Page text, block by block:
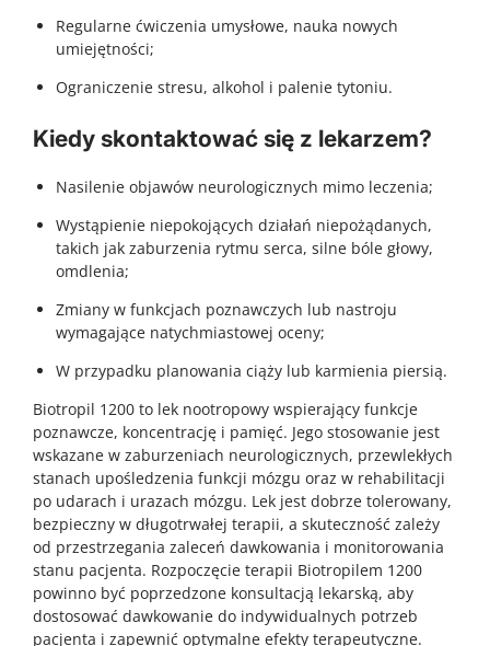
Regularne ćwiczenia umysłowe, nauka nowych
umiejętności;
Ograniczenie stresu, alkohol i palenie tytoniu.
Kiedy skontaktować się z lekarzem?
Nasilenie objawów neurologicznych mimo leczenia;
Wystąpienie niepokojących działań niepożądanych,
takich jak zaburzenia rytmu serca, silne bóle głowy,
omdlenia;
Zmiany w funkcjach poznawczych lub nastroju
wymagające natychmiastowej oceny;
W przypadku planowania ciąży lub karmienia piersią.
Biotropil 1200 to lek nootropowy wspierający funkcje
poznawcze, koncentrację i pamięć. Jego stosowanie jest
wskazane w zaburzeniach neurologicznych, przewlekłych
stanach upośledzenia funkcji mózgu oraz w rehabilitacji
po udarach i urazach mózgu. Lek jest dobrze tolerowany,
bezpieczny w długotrwałej terapii, a skuteczność zależy
od przestrzegania zaleceń dawkowania i monitorowania
stanu pacjenta. Rozpoczęcie terapii Biotropilem 1200
powinno być poprzedzone konsultacją lekarską, aby
dostosować dawkowanie do indywidualnych potrzeb
pacjenta i zapewnić optymalne efekty terapeutyczne.